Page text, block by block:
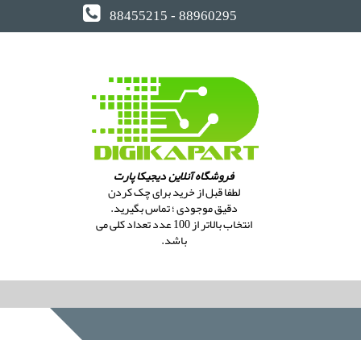
88455215 - 88960295
فروشگاه آنلاین دیجیکا پارت
لطفا قبل از خرید برای چک کردن
دقیق موجودی ؛ تماس بگیرید.
انتخاب بالاتر از 100 عدد تعداد کلی می
باشد.